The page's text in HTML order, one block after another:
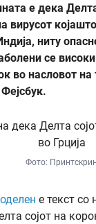
е дека
вирусот
ниту
се
во насловот на
Фото: Принтскрин
е текст со
сојот на